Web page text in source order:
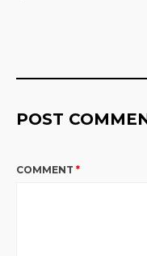
POST
COMMENT *